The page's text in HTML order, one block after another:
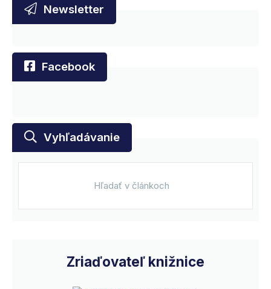
Newsletter
Facebook
Vyhľadávanie
Zriaďovateľ knižnice